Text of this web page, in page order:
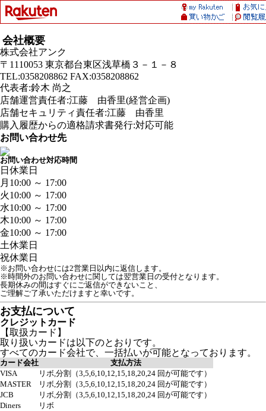
会社概要
株式会社アンク
〒1110053 東京都台東区浅草橋３－１－８
TEL:0358208862 FAX:0358208862
代表者:鈴木 尚之
店舗運営責任者:江藤 由香里(経営企画)
店舗セキュリティ責任者:江藤 由香里
購入履歴からの適格請求書発行:対応可能
お問い合わせ先
お問い合わせ対応時間
日 休業日
月 10:00 ～ 17:00
火10:00 ～ 17:00
水10:00 ～ 17:00
木10:00 ～ 17:00
金10:00 ～ 17:00
土休業日
祝休業日
※お問い合わせには2営業日以内に返信します。
※時間外のお問い合わせに関しては翌営業日の受付となります。
長期休みの間はすぐにご返信ができないこと、
ご理解ご了承いただけますと幸いです。
お支払について
クレジットカード
【取扱カード】
取り扱いカードは以下のとおりです。
すべてのカード会社で、一括払いが可能となっております。
カード会社
支払方法
VISA
リボ,分割（3,5,6,10,12,15,18,20,24 回が可能です）
MASTER
リボ,分割（3,5,6,10,12,15,18,20,24 回が可能です）
JCB
リボ,分割（3,5,6,10,12,15,18,20,24 回が可能です）
Diners
リボ